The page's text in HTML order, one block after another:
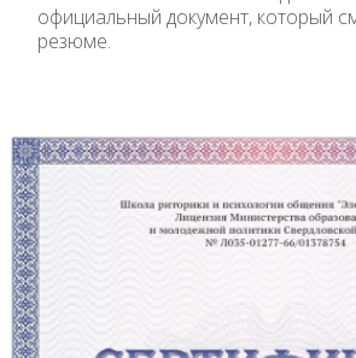
официальный документ, который
резюме.